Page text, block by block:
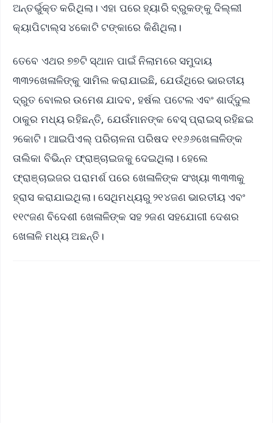
ଅନ୍ତର୍ଭୁକ୍ତ କରିଥିଲା। ଏହା ପରେ ହ୍ୟାରି ବ୍ରୁକଙ୍କୁ ଦିଲ୍ଲୀ
କ୍ୟାପିଟାଲ୍ସ ୪କୋଟି ଟଙ୍କାରେ କିଣିଥିଲା।
ତେବେ ଏଥର ୭୭ଟି ସ୍ଥାନ ପାଇଁ ନିଲାମରେ ସମୁଦାୟ
୩୩୨ଖେଳାଳିଙ୍କୁ ସାମିଲ କରାଯାଇଛି, ଯେଉଁଥିରେ ଭାରତୀୟ
ଦ୍ରୁତ ବୋଲର ଉମେଶ ଯାଦବ, ହର୍ଷଲ ପଟେଲ ଏବଂ ଶାର୍ଦ୍ଦୁଲ
ଠାକୁର ମଧ୍ୟ ରହିଛନ୍ତି, ଯେଉଁମାନଙ୍କ ବେସ୍ ପ୍ରାଇସ୍ ରହିଛଇ
୨କୋଟି। ଆଇପିଏଲ୍ ପରିଚାଳନା ପରିଷଦ ୧୧୬୬ଖେଳାଳିଙ୍କ
ତାଲିକା ବିଭିନ୍ନ ଫ୍ରାଞ୍ଚାଇଜକୁ ଦେଇଥିଲା। ହେଲେ ​​
ଫ୍ରାଞ୍ଚାଇଜର ପରାମର୍ଶ ପରେ ଖେଳାଳିଙ୍କ ସଂଖ୍ୟା ୩୩୩କୁ
ହ୍ରାସ କରାଯାଇଥିଲା। ସେଥିମଧ୍ୟରୁ ୨୧୪ଜଣ ଭାରତୀୟ ଏବଂ
୧୧୯ଜଣ ବିଦେଶୀ ଖେଳାଳିଙ୍କ ସହ ୨ଜଣ ସହଯୋଗୀ ଦେଶର
ଖେଳାଳି ମଧ୍ୟ ଅଛନ୍ତି।